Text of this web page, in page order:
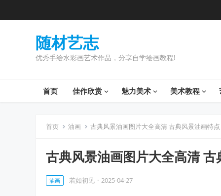
随材艺志
优秀手绘水彩画艺术作品，分享自学绘画教程!
首页 佳作欣赏 魅力美术 美术教程
首页 油画 古典风景油画图片大全高清 古典风景油画特点
古典风景油画图片大全高清
油画 若如初见 · 2025-04-27